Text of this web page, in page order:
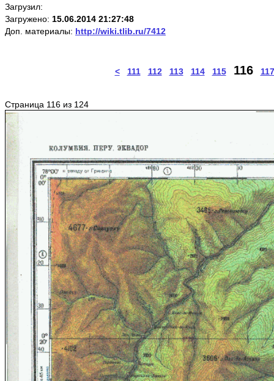
Загрузил:
Загружено: 15.06.2014 21:27:48
Доп. материалы: http://wiki.tlib.ru/7412
< 111 112 113 114 115 116 117
Страница 116 из 124